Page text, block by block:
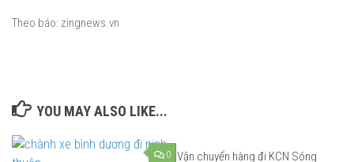
Theo báo: zingnews.vn
YOU MAY ALSO LIKE...
0 Vận chuyển hàng đi KCN Sóng